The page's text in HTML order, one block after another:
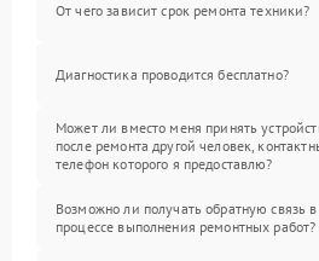
От чего зависит срок ремонта техники?
Диагностика проводится бесплатно?
Может ли вместо меня принять
после ремонта другой человек,
телефон которого я предоставлю?
Возможно ли получать обратную связь в
процессе выполнения ремонтных работ?